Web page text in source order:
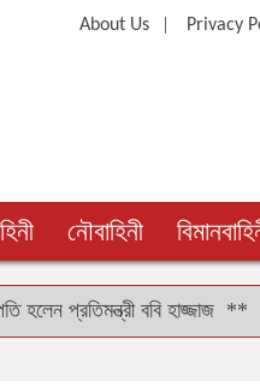
About Us| Privacy
নৌবাহিনী
ববি হাজ্জাজ **